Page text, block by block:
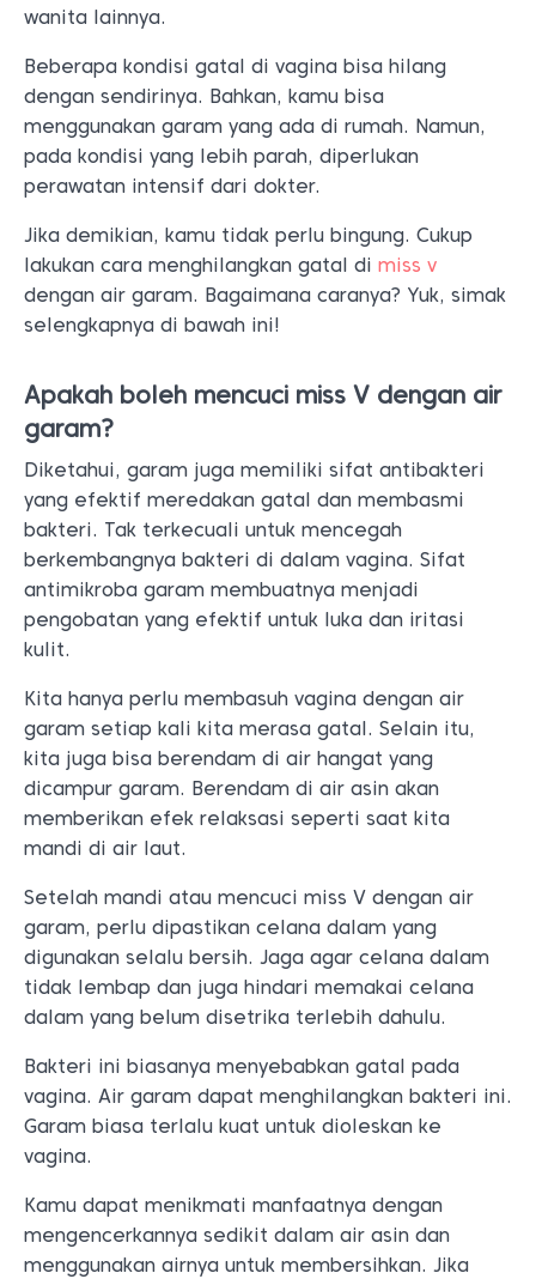
wanita lainnya.
Beberapa kondisi gatal di vagina bisa hilang
dengan sendirinya. Bahkan, kamu bisa
menggunakan garam yang ada di rumah. Namun,
pada kondisi yang lebih parah, diperlukan
perawatan intensif dari dokter.
Jika demikian, kamu tidak perlu bingung. Cukup
lakukan cara menghilangkan gatal di miss v
dengan air garam. Bagaimana caranya? Yuk, simak
selengkapnya di bawah ini!
Apakah boleh mencuci miss V dengan air
garam?
Diketahui, garam juga memiliki sifat antibakteri
yang efektif meredakan gatal dan membasmi
bakteri. Tak terkecuali untuk mencegah
berkembangnya bakteri di dalam vagina. Sifat
antimikroba garam membuatnya menjadi
pengobatan yang efektif untuk luka dan iritasi
kulit.
Kita hanya perlu membasuh vagina dengan air
garam setiap kali kita merasa gatal. Selain itu,
kita juga bisa berendam di air hangat yang
dicampur garam. Berendam di air asin akan
memberikan efek relaksasi seperti saat kita
mandi di air laut.
Setelah mandi atau mencuci miss V dengan air
garam, perlu dipastikan celana dalam yang
digunakan selalu bersih. Jaga agar celana dalam
tidak lembap dan juga hindari memakai celana
dalam yang belum disetrika terlebih dahulu.
Bakteri ini biasanya menyebabkan gatal pada
vagina. Air garam dapat menghilangkan bakteri ini.
Garam biasa terlalu kuat untuk dioleskan ke
vagina.
Kamu dapat menikmati manfaatnya dengan
mengencerkannya sedikit dalam air asin dan
menggunakan airnya untuk membersihkan. Jika